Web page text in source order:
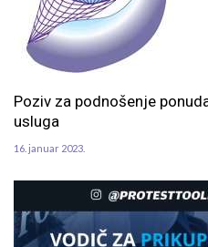
Poziv za podnošenje
usluga
16. januar 2023.